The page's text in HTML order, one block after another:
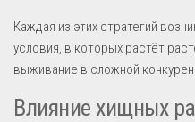
Каждая из этих стратегий
условия, в которых растёт
выживание в сложной
Влияние хищных